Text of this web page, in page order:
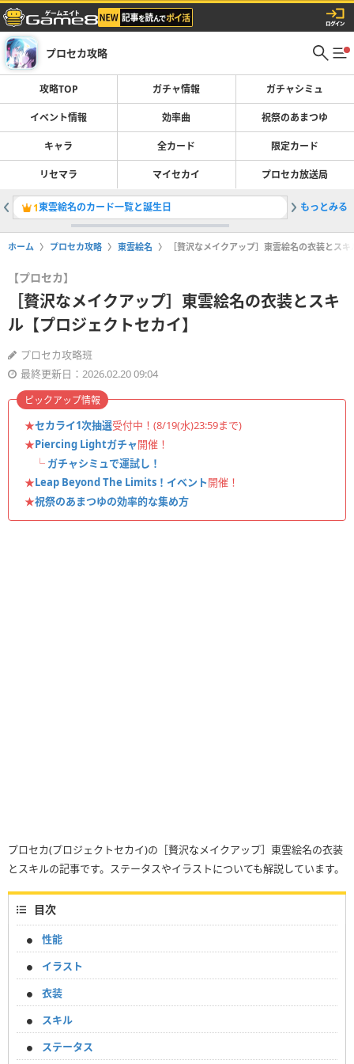
プロセカ攻略
攻略TOP ガチャ情報 ガチャシミュ
イベント情報 効率曲 祝祭のあまつゆ
キャラ 全カード 限定カード
リセマラ マイセカイ プロセカ放送局
1東雲絵名のカード一覧と誕生日 2東雲彰
もっとみる
ホーム プロセカ攻略 東雲絵名 ［贅沢なメイクアップ］東雲絵名の衣装とス
【プロセカ】
［贅沢なメイクアップ］東雲絵名の衣装とスキ
ル【プロジェクトセカイ】
プロセカ攻略班
最終更新日：2026.02.20 09:04
★セカライ1次抽選受付中！(8/19(水)23:59まで)
★Piercing Lightガチャ開催！
└ ガチャシミュで運試し！
★Leap Beyond The Limits！イベント開催！
★祝祭のあまつゆの効率的な集め方
ピックアップ情報
プロセカ(プロジェクトセカイ)の［贅沢なメイクアップ］東雲絵名の衣装
とスキルの記事です。ステータスやイラストについても解説しています。
目次
性能
イラスト
衣装
スキル
ステータス